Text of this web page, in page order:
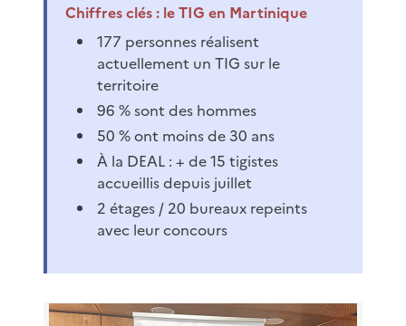
Chiffres clés : le TIG en Martinique
177 personnes réalisent
actuellement un TIG sur le
territoire
96 % sont des hommes
50 % ont moins de 30 ans
À la DEAL : + de 15 tigistes
accueillis depuis juillet
2 étages / 20 bureaux repeints
avec leur concours